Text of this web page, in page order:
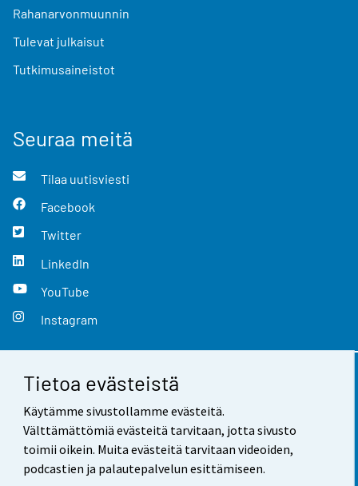
Tietoa evästeistä
Käytämme sivustollamme evästeitä.
Välttämättömiä evästeitä tarvitaan, jotta sivusto
toimii oikein. Muita evästeitä tarvitaan videoiden,
podcastien ja palautepalvelun esittämiseen.
Rahanarvonmuunnin
Tulevat julkaisut
Tutkimusaineistot
Seuraa meitä
Tilaa uutisviesti
Facebook
Twitter
LinkedIn
YouTube
Instagram
Yhteystiedot
Palaute
Käyttöehdot